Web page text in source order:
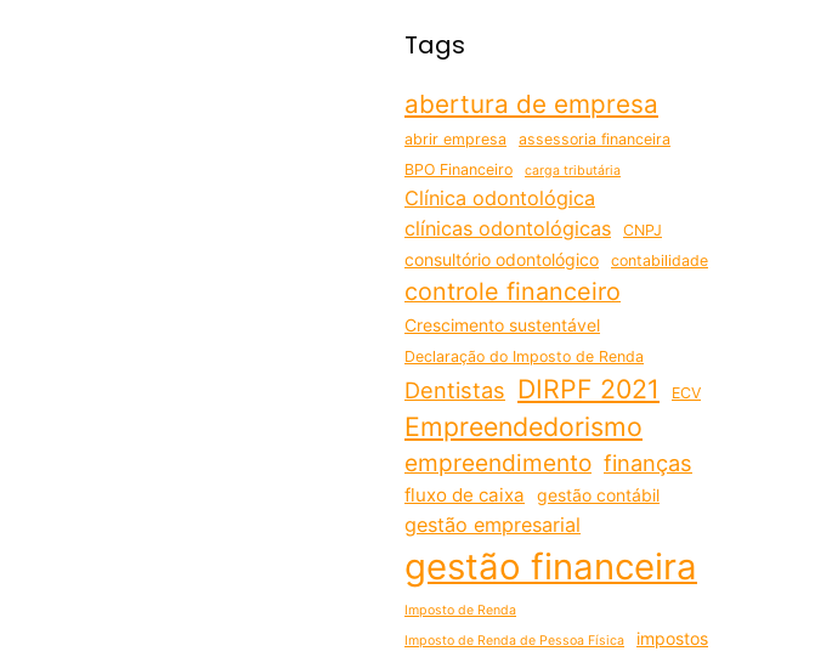
Tags
abertura de empresa
abrir empresa
assessoria financeira
BPO Financeiro
carga tributária
Clínica odontológica
clínicas odontológicas
CNPJ
consultório odontológico contabilidade
controle financeiro
Crescimento sustentável
Declaração do Imposto de Renda
Dentistas DIRPF 2021 ECV
Empreendedorismo
empreendimento finanças
fluxo de caixa gestão contábil
gestão empresarial
gestão financeira
Imposto de Renda
Imposto de Renda de Pessoa Física
impostos